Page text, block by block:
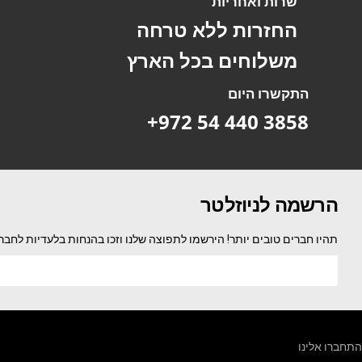
החזרות ללא טרחה
משלוחים בכל הארץ
התקשרו היום
+972 54 440 3858
הרשמה לניוזלטר
תהיו חברים טובים יותר! הירשמו לתפוצה שלנו וזכו בהנחות בלעדיות
התחברו אלינו